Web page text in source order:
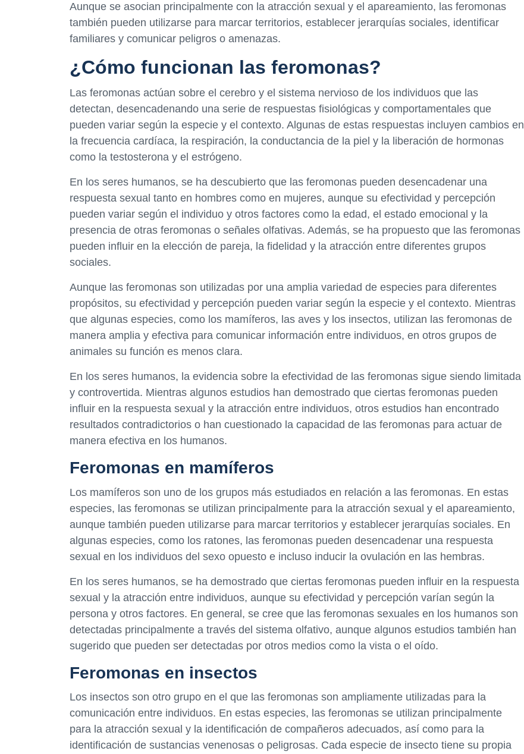
Aunque se asocian principalmente con la atracción sexual y el apareamiento, las feromonas
también pueden utilizarse para marcar territorios, establecer jerarquías sociales, identificar
familiares y comunicar peligros o amenazas.
¿Cómo funcionan las feromonas?
Las feromonas actúan sobre el cerebro y el sistema nervioso de los individuos que las
detectan, desencadenando una serie de respuestas fisiológicas y comportamentales que
pueden variar según la especie y el contexto. Algunas de estas respuestas incluyen cambios en
la frecuencia cardíaca, la respiración, la conductancia de la piel y la liberación de hormonas
como la testosterona y el estrógeno.
En los seres humanos, se ha descubierto que las feromonas pueden desencadenar una
respuesta sexual tanto en hombres como en mujeres, aunque su efectividad y percepción
pueden variar según el individuo y otros factores como la edad, el estado emocional y la
presencia de otras feromonas o señales olfativas. Además, se ha propuesto que las feromonas
pueden influir en la elección de pareja, la fidelidad y la atracción entre diferentes grupos
sociales.
Aunque las feromonas son utilizadas por una amplia variedad de especies para diferentes
propósitos, su efectividad y percepción pueden variar según la especie y el contexto. Mientras
que algunas especies, como los mamíferos, las aves y los insectos, utilizan las feromonas de
manera amplia y efectiva para comunicar información entre individuos, en otros grupos de
animales su función es menos clara.
En los seres humanos, la evidencia sobre la efectividad de las feromonas sigue siendo limitada
y controvertida. Mientras algunos estudios han demostrado que ciertas feromonas pueden
influir en la respuesta sexual y la atracción entre individuos, otros estudios han encontrado
resultados contradictorios o han cuestionado la capacidad de las feromonas para actuar de
manera efectiva en los humanos.
Feromonas en mamíferos
Los mamíferos son uno de los grupos más estudiados en relación a las feromonas. En estas
especies, las feromonas se utilizan principalmente para la atracción sexual y el apareamiento,
aunque también pueden utilizarse para marcar territorios y establecer jerarquías sociales. En
algunas especies, como los ratones, las feromonas pueden desencadenar una respuesta
sexual en los individuos del sexo opuesto e incluso inducir la ovulación en las hembras.
En los seres humanos, se ha demostrado que ciertas feromonas pueden influir en la respuesta
sexual y la atracción entre individuos, aunque su efectividad y percepción varían según la
persona y otros factores. En general, se cree que las feromonas sexuales en los humanos son
detectadas principalmente a través del sistema olfativo, aunque algunos estudios también han
sugerido que pueden ser detectadas por otros medios como la vista o el oído.
Feromonas en insectos
Los insectos son otro grupo en el que las feromonas son ampliamente utilizadas para la
comunicación entre individuos. En estas especies, las feromonas se utilizan principalmente
para la atracción sexual y la identificación de compañeros adecuados, así como para la
identificación de sustancias venenosas o peligrosas. Cada especie de insecto tiene su propia